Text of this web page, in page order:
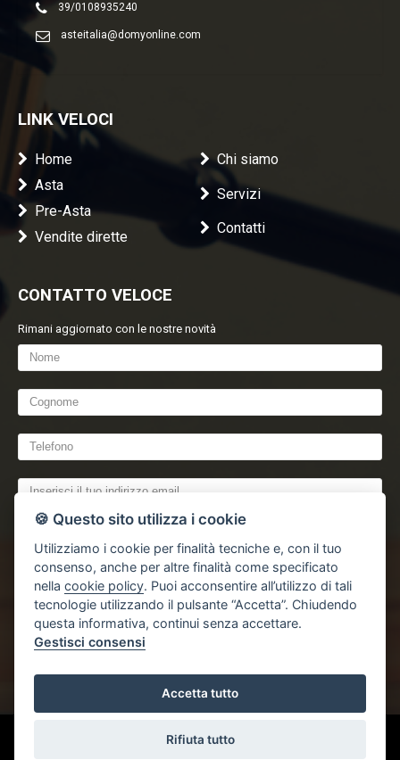
39/0108935240
asteitalia@domyonline.com
LINK VELOCI
Home
Asta
Pre-Asta
Vendite dirette
Chi siamo
Servizi
Contatti
CONTATTO VELOCE
Rimani aggiornato con le nostre novità
dichiaro di aver preso visione e compresol'informativa sulla privacy
🍪 Questo sito utilizza i cookie
Utilizziamo i cookie per finalità tecniche e, con il tuo
consenso, anche per altre finalità come specificato
nellacookie policy. Puoi acconsentire all’utilizzo di tali
tecnologie utilizzando il pulsante “Accetta”. Chiudendo
questa informativa, continui senza accettare.
Gestisci consensi
Accetta tutto
Rifiuta tutto